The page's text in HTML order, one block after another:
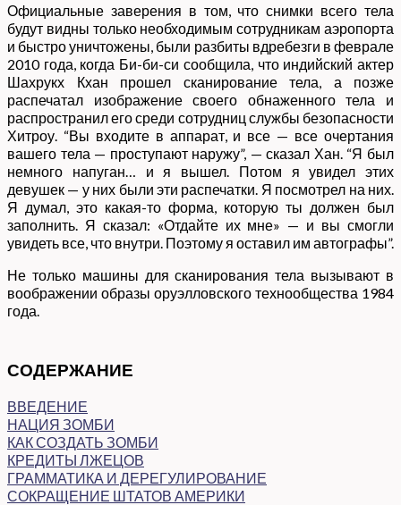
Официальные заверения в том, что снимки всего тела
будут видны только необходимым сотрудникам аэропорта
и быстро уничтожены, были разбиты вдребезги в феврале
2010 года, когда Би-би-си сообщила, что индийский актер
Шахрукх Кхан прошел сканирование тела, а позже
распечатал изображение своего обнаженного тела и
распространил его среди сотрудниц службы безопасности
Хитроу. “Вы входите в аппарат, и все — все очертания
вашего тела — проступают наружу”, — сказал Хан. “Я был
немного напуган… и я вышел. Потом я увидел этих
девушек — у них были эти распечатки. Я посмотрел на них.
Я думал, это какая-то форма, которую ты должен был
заполнить. Я сказал: «Отдайте их мне» — и вы смогли
увидеть все, что внутри. Поэтому я оставил им автографы”.
Не только машины для сканирования тела вызывают в
воображении образы оруэлловского технообщества 1984
года.
СОДЕРЖАНИЕ
ВВЕДЕНИЕ
НАЦИЯ ЗОМБИ
КАК СОЗДАТЬ ЗОМБИ
КРЕДИТЫ ЛЖЕЦОВ
ГРАММАТИКА И ДЕРЕГУЛИРОВАНИЕ
СОКРАЩЕНИЕ ШТАТОВ АМЕРИКИ